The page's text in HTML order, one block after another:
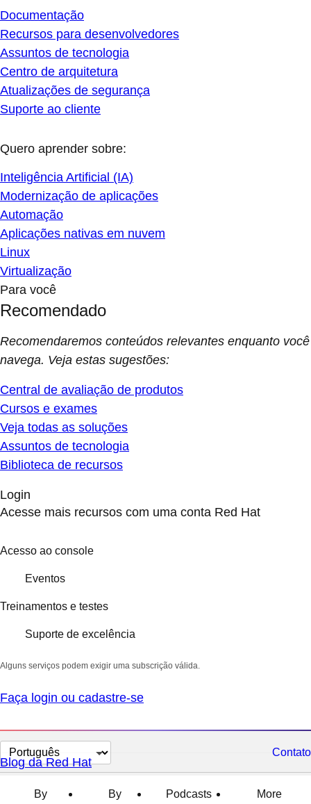
Documentação
Recursos para desenvolvedores
Assuntos de tecnologia
Centro de arquitetura
Atualizações de segurança
Suporte ao cliente
Quero aprender sobre:
Inteligência Artificial (IA)
Modernização de aplicações
Automação
Aplicações nativas em nuvem
Linux
Virtualização
Para você
Recomendado
Recomendaremos conteúdos relevantes enquanto você
navega. Veja estas sugestões:
Central de avaliação de produtos
Cursos e exames
Veja todas as soluções
Assuntos de tecnologia
Biblioteca de recursos
Login
Acesse mais recursos com uma conta Red Hat
Acesso ao console
Eventos
Treinamentos e testes
Suporte de excelência
Alguns serviços podem exigir uma subscrição válida.
Faça login ou cadastre-se
Selecionar
idioma
Contato
Blog da Red Hat
By
By
Podcasts
More